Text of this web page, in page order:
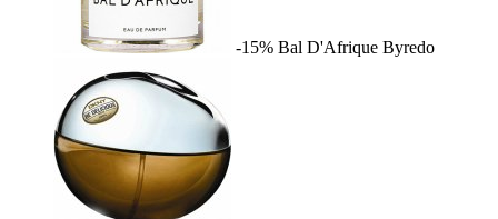
-15% Bal D'Afrique Byredo